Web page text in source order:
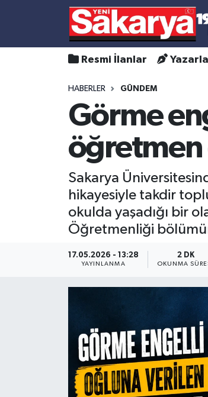
Resmi İlanlar
HABERLER GÜNDEM
Görme
Sakarya
hikayesiyle takdir
okulda yaşadığı bir
Öğretmenliği
17.05.2026 - 13:28
YAYINLANMA
2 DK
OKUNMA